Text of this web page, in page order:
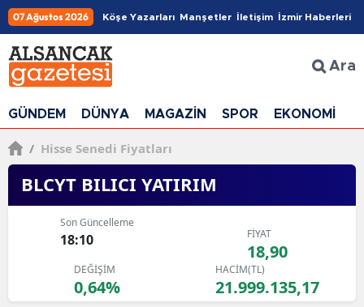
07 Ağustos 2026 Köşe Yazarları Manşetler İletişim İzmir Haberleri
Ara
GÜNDEM DÜNYA MAGAZİN SPOR EKONOMİ
/ Hisse Senedi Fiyatları
BLCYT BILICI YATIRIM
Son Güncelleme
18:10 FİYAT
18,90
DEĞİŞİM
0,64%
HACİM(TL)
21.999.135,17